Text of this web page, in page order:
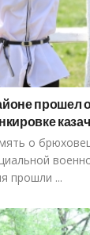
прошел
о
прошли ...